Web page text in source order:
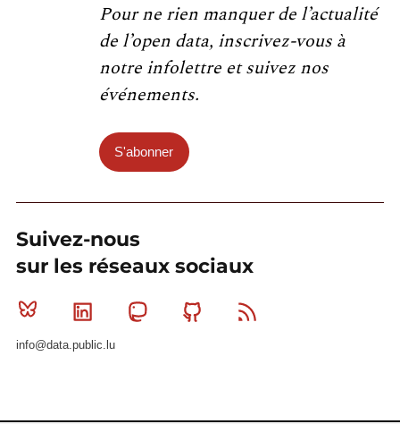
Pour ne rien manquer de l’actualité
de l’open data, inscrivez-vous à
notre infolettre et suivez nos
événements.
S'abonner
Suivez-nous
sur les réseaux sociaux
Bluesky Linkedin MastodonGithub
info@data.public.lu